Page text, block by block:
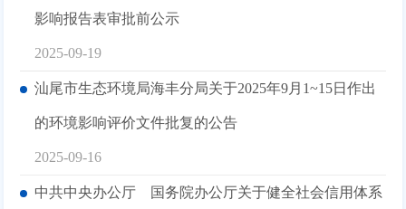
影响报告表审批前公示
2025-09-19
汕尾市生态环境局海丰分局关于2025年9月1~15日作出
的环境影响评价文件批复的公告
2025-09-16
中共中央办公厅 国务院办公厅关于健全社会信用体系